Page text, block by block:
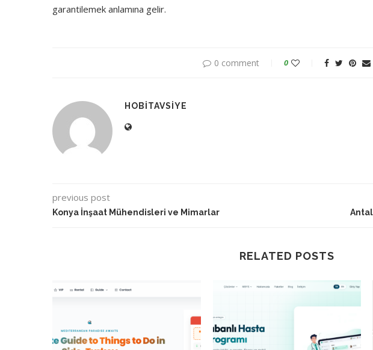
garantilemek anlamına gelir.
0 comment 0
HOBITAVSIYE
previous post
Konya İnşaat Mühendisleri ve Mimarlar
RELATED POSTS